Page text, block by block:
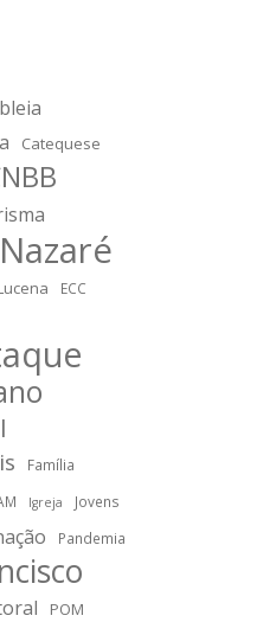
Catequese
ECC
Família
Igreja Jovens
Pandemia
POM